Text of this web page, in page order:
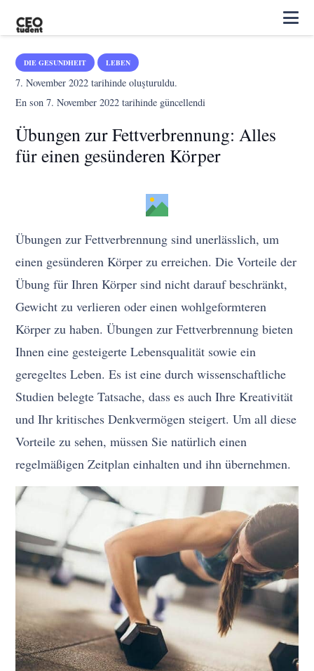
DIE GESUNDHEIT LEBEN
7. November 2022 tarihinde oluşturuldu.
En son7. November 2022 tarihinde güncellendi
Übungen zur Fettverbrennung: Alles
für einen gesünderen Körper
Übungen zur Fettverbrennung sind unerlässlich, um
einen gesünderen Körper zu erreichen. Die Vorteile der
Übung für Ihren Körper sind nicht darauf beschränkt,
Gewicht zu verlieren oder einen wohlgeformteren
Körper zu haben. Übungen zur Fettverbrennung bieten
Ihnen eine gesteigerte Lebensqualität sowie ein
geregeltes Leben. Es ist eine durch wissenschaftliche
Studien belegte Tatsache, dass es auch Ihre Kreativität
und Ihr kritisches Denkvermögen steigert. Um all diese
Vorteile zu sehen, müssen Sie natürlich einen
regelmäßigen Zeitplan einhalten und ihn übernehmen.